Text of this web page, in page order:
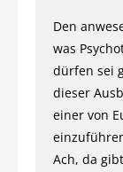
Den
was
dürfen sei
dieser
einer von
Ach, da